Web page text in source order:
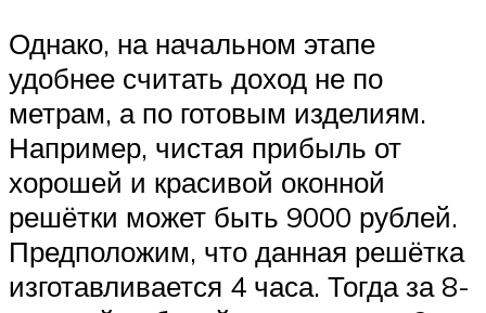
Однако, на начальном этапе
удобнее считать доход не по
метрам, а по готовым изделиям.
Например, чистая прибыль от
хорошей и красивой оконной
решётки может быть 9000 рублей.
Предположим, что данная решётка
изготавливается 4 часа. Тогда за 8-